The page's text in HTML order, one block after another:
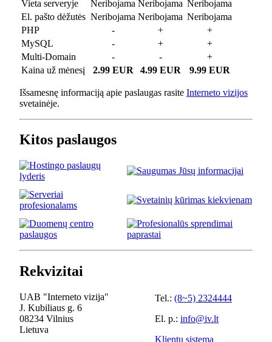
Vieta serveryje
Neribojama Neribojama Neribojama
El. pašto dėžutės Neribojama Neribojama Neribojama
PHP
- +
+
MySQL
- +
+
Multi-Domain
- -
+
Kaina už mėnesį
2.99 EUR 4.99 EUR 9.99 EUR
Išsamesnę informaciją apie paslaugas rasite Interneto vizijos
svetainėje.
Kitos paslaugos
Rekvizitai
UAB "Interneto vizija"
J. Kubiliaus g. 6
08234 Vilnius
Lietuva
Tel.: (8~5) 2324444
El. p.: info@iv.lt
Klientų sistema